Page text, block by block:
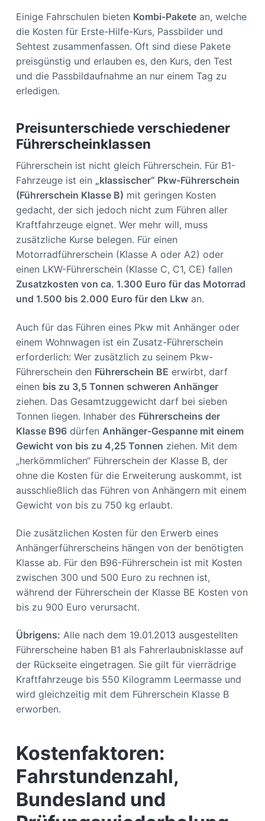
Einige Fahrschulen bieten Kombi-Paketean, welche
die Kosten für Erste-Hilfe-Kurs, Passbilder und
Sehtest zusammenfassen. Oft sind diese Pakete
preisgünstig und erlauben es, den Kurs, den Test
und die Passbildaufnahme an nur einem Tag zu
erledigen.
Preisunterschiede verschiedener
Führerscheinklassen
Führerschein ist nicht gleich Führerschein. Für B1-
Fahrzeuge ist ein „klassischer“ Pkw-Führerschein
(Führerschein Klasse B) mit geringen Kosten
gedacht, der sich jedoch nicht zum Führen aller
Kraftfahrzeuge eignet. Wer mehr will, muss
zusätzliche Kurse belegen. Für einen
Motorradführerschein (Klasse A oder A2) oder
einen LKW-Führerschein (Klasse C, C1, CE) fallen
Zusatzkosten von ca. 1.300 Euro für das Motorrad
und 1.500 bis 2.000 Euro für den Lkwan.
Auch für das Führen eines Pkw mit Anhänger oder
einem Wohnwagen ist ein Zusatz-Führerschein
erforderlich: Wer zusätzlich zu seinem Pkw-
Führerschein den Führerschein BE erwirbt, darf
einen bis zu 3,5 Tonnen schweren Anhänger
ziehen. Das Gesamtzuggewicht darf bei sieben
Tonnen liegen. Inhaber des Führerscheins der
Klasse B96dürfen Anhänger-Gespanne mit einem
Gewicht von bis zu 4,25 Tonnen ziehen. Mit dem
„herkömmlichen“ Führerschein der Klasse B, der
ohne die Kosten für die Erweiterung auskommt, ist
ausschließlich das Führen von Anhängern mit einem
Gewicht von bis zu 750 kg erlaubt.
Die zusätzlichen Kosten für den Erwerb eines
Anhängerführerscheins hängen von der benötigten
Klasse ab. Für den B96-Führerschein ist mit Kosten
zwischen 300 und 500 Euro zu rechnen ist,
während der Führerschein der Klasse BE Kosten von
bis zu 900 Euro verursacht.
Übrigens: Alle nach dem 19.01.2013 ausgestellten
Führerscheine haben B1 als Fahrerlaubnisklasse auf
der Rückseite eingetragen. Sie gilt für vierrädrige
Kraftfahrzeuge bis 550 Kilogramm Leermasse und
wird gleichzeitig mit dem Führerschein Klasse B
erworben.
Kostenfaktoren:
Fahrstundenzahl,
Bundesland und